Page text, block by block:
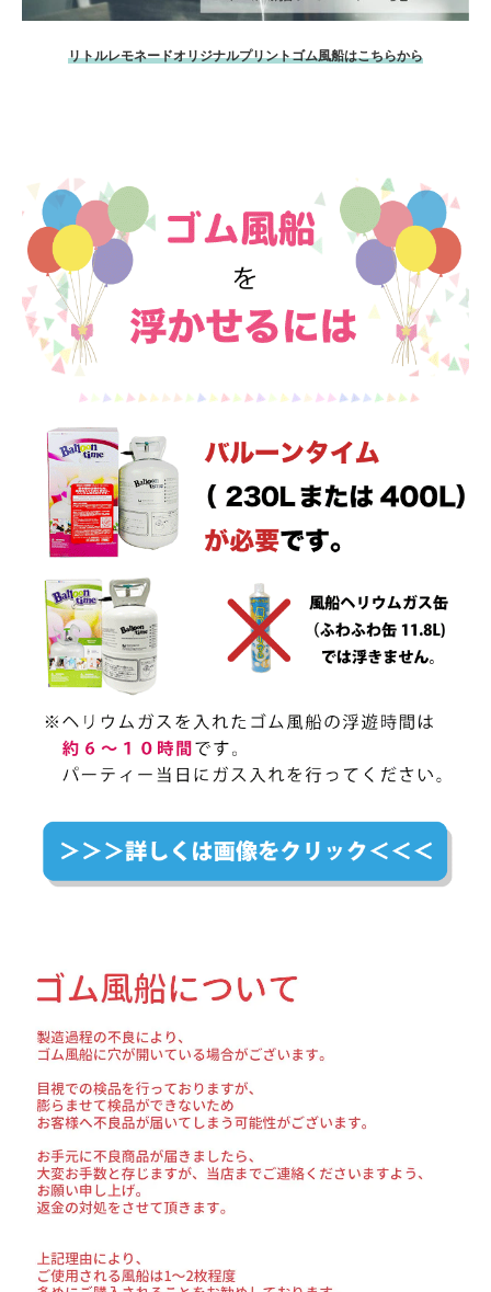
リトルレモネードオリジナルプリントゴム風船はこちらから